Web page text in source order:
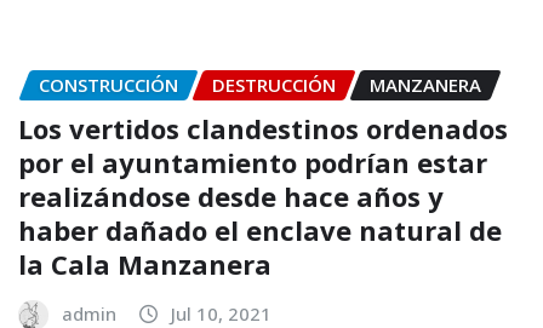
CONSTRUCCIÓN DESTRUCCIÓN MANZANERA
Los vertidos clandestinos ordenados
por el ayuntamiento podrían estar
realizándose desde hace años y
haber dañado el enclave natural de
la Cala Manzanera
admin Jul 10, 2021